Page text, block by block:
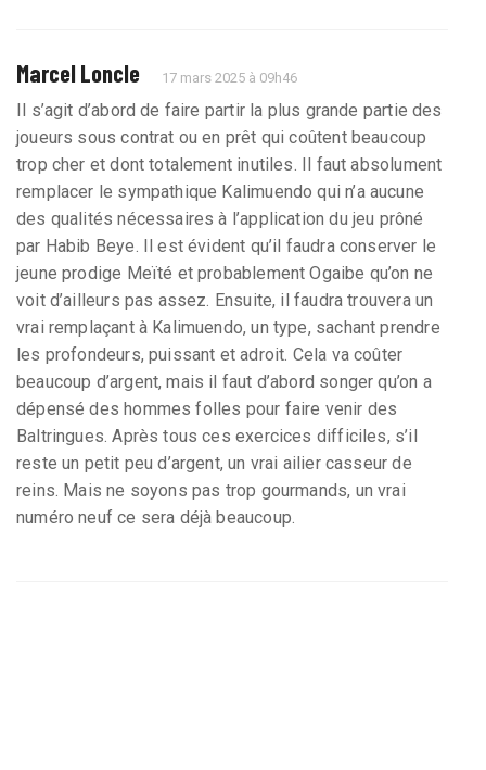
Marcel Loncle 17 mars 2025 à 09h46
Il s’agit d’abord de faire partir la plus grande partie des
joueurs sous contrat ou en prêt qui coûtent beaucoup
trop cher et dont totalement inutiles. Il faut absolument
remplacer le sympathique Kalimuendo qui n’a aucune
des qualités nécessaires à l’application du jeu prôné
par Habib Beye. Il est évident qu’il faudra conserver le
jeune prodige Meïté et probablement Ogaibe qu’on ne
voit d’ailleurs pas assez. Ensuite, il faudra trouvera un
vrai remplaçant à Kalimuendo, un type, sachant prendre
les profondeurs, puissant et adroit. Cela va coûter
beaucoup d’argent, mais il faut d’abord songer qu’on a
dépensé des hommes folles pour faire venir des
Baltringues. Après tous ces exercices difficiles, s’il
reste un petit peu d’argent, un vrai ailier casseur de
reins. Mais ne soyons pas trop gourmands, un vrai
numéro neuf ce sera déjà beaucoup.